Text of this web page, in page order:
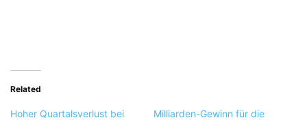
Related
Hoher Quartalsverlust bei
Milliarden-Gewinn für die